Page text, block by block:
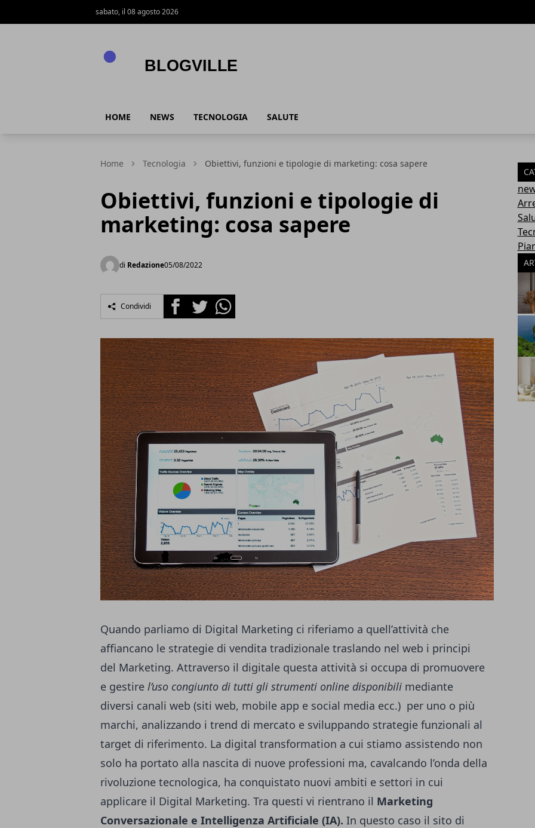
sabato, il 08 agosto 2026
HOME NEWS TECNOLOGIA SALUTE
Home Tecnologia Obiettivi, funzioni e tipologie di marketing: cosa sapere
Obiettivi, funzioni e tipologie di
marketing: cosa sapere
di Redazione05/08/2022
Condividi FacebookTwitterWhatsapp
Quando parliamo di Digital Marketing ci riferiamo a quell’attività che
affiancano le strategie di vendita tradizionale traslando nel web i principi
del Marketing. Attraverso il digitale questa attività si occupa di promuovere
e gestire l’uso congiunto di tutti gli strumenti online disponibili mediante
diversi canali web (siti web, mobile app e social media ecc.) per uno o più
marchi, analizzando i trend di mercato e sviluppando strategie funzionali al
target di riferimento. La digital transformation a cui stiamo assistendo non
solo ha portato alla nascita di nuove professioni ma, cavalcando l’onda della
rivoluzione tecnologica, ha conquistato nuovi ambiti e settori in cui
applicare il Digital Marketing. Tra questi vi rientrano il Marketing
Conversazionale e Intelligenza Artificiale (IA). In questo caso il sito di